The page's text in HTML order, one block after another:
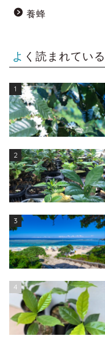
養蜂
よく読まれてい
1
2
3
4